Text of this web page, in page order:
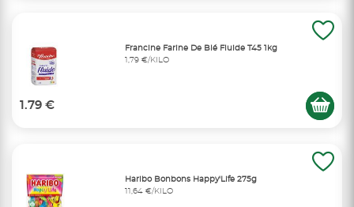
Francine Farine De Blé Fluide T45 1kg
1,79 €/KILO
1.79 €
Haribo Bonbons Happy'Life 275g
11,64 €/KILO